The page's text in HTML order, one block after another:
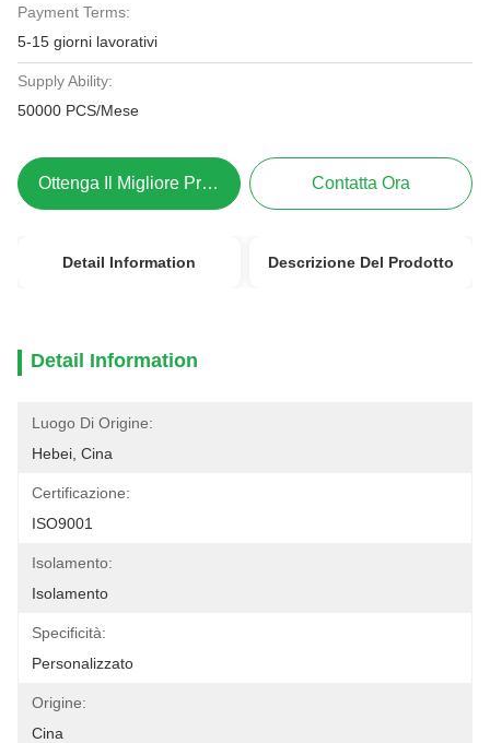
Payment Terms:
5-15 giorni lavorativi
Supply Ability:
50000 PCS/Mese
Ottenga Il Migliore Prezzo Contatta Ora
Detail Information Descrizione Del Prodotto
Detail Information
Luogo Di Origine:
Hebei, Cina
Certificazione:
ISO9001
Isolamento:
Isolamento
Specificità:
Personalizzato
Origine:
Cina